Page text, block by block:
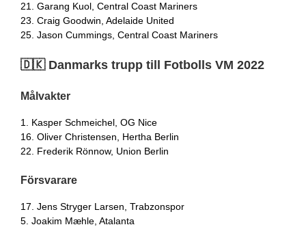
21. Garang Kuol, Central Coast Mariners
23. Craig Goodwin, Adelaide United
25. Jason Cummings, Central Coast Mariners
🇩🇰 Danmarks trupp till Fotbolls VM 2022
Målvakter
1. Kasper Schmeichel, OG Nice
16. Oliver Christensen, Hertha Berlin
22. Frederik Rönnow, Union Berlin
Försvarare
17. Jens Stryger Larsen, Trabzonspor
5. Joakim Mæhle, Atalanta